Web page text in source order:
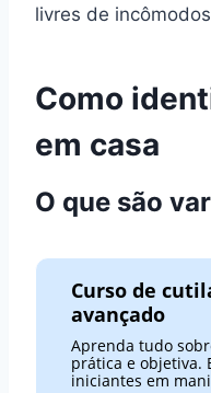
livres de
Como
em casa
O que são
Curso de
avançado
Aprenda tudo
prática e objetiva.
iniciantes em